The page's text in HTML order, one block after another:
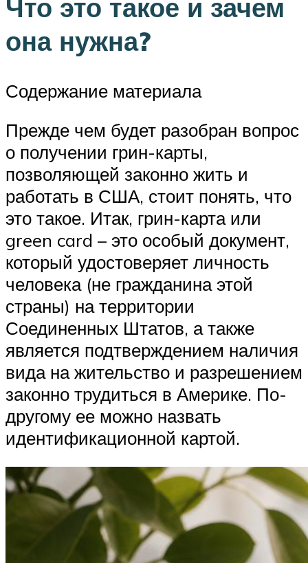
Что это такое и зачем
она нужна?
Содержание материала
Прежде чем будет разобран вопрос
о получении грин-карты,
позволяющей законно жить и
работать в США, стоит понять, что
это такое. Итак, грин-карта или
green card – это особый документ,
который удостоверяет личность
человека (не гражданина этой
страны) на территории
Соединенных Штатов, а также
является подтверждением наличия
вида на жительство и разрешением
законно трудиться в Америке. По-
другому ее можно назвать
идентификационной картой.